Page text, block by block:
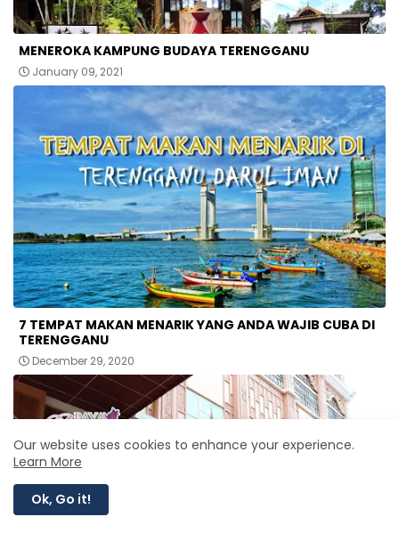
MENEROKA KAMPUNG BUDAYA TERENGGANU
January 09, 2021
7 TEMPAT MAKAN MENARIK YANG ANDA WAJIB CUBA DI
TERENGGANU
December 29, 2020
Our website uses cookies to enhance your experience.
Learn More
Ok, Go it!